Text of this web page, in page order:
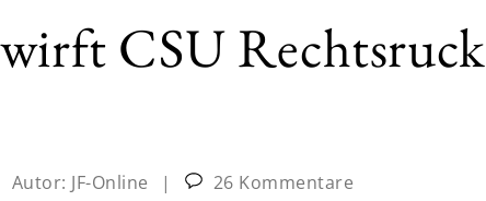
CSU Rechtsruck
Autor: JF-Online |
26 Kommentare